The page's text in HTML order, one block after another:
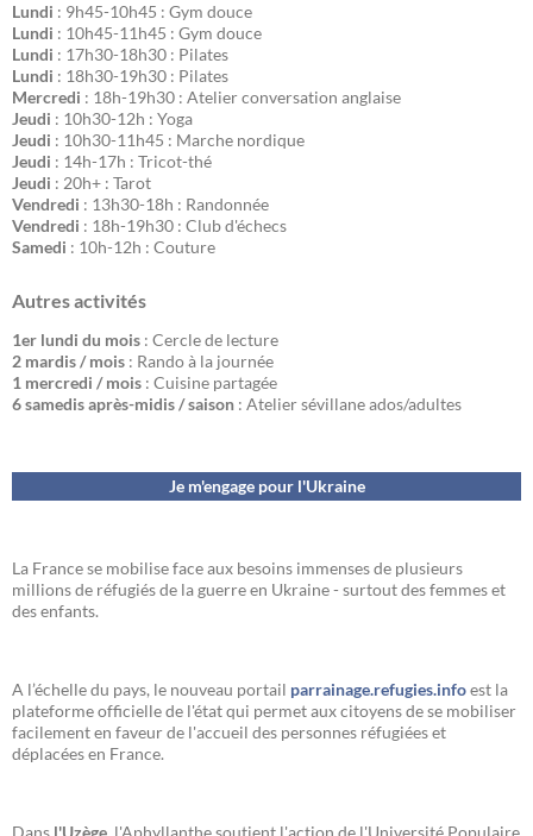
Lundi : 9h45-10h45 : Gym douce
Lundi : 10h45-11h45 : Gym douce
Lundi : 17h30-18h30 : Pilates
Lundi : 18h30-19h30 : Pilates
Mercredi : 18h-19h30 : Atelier conversation anglaise
Jeudi : 10h30-12h : Yoga
Jeudi : 10h30-11h45 : Marche nordique
Jeudi : 14h-17h : Tricot-thé
Jeudi : 20h+ : Tarot
Vendredi : 13h30-18h : Randonnée
Vendredi : 18h-19h30 : Club d'échecs
Samedi : 10h-12h : Couture
Autres activités
1er lundi du mois : Cercle de lecture
2 mardis / mois : Rando à la journée
1 mercredi / mois : Cuisine partagée
6 samedis après-midis / saison : Atelier sévillane ados/adultes
Je m'engage pour l'Ukraine
La France se mobilise face aux besoins immenses de plusieurs
millions de réfugiés de la guerre en Ukraine - surtout des femmes et
des enfants.
A l’échelle du pays, le nouveau portail parrainage.refugies.infoest la
plateforme officielle de l'état qui permet aux citoyens de se mobiliser
facilement en faveur de l'accueil des personnes réfugiées et
déplacées en France.